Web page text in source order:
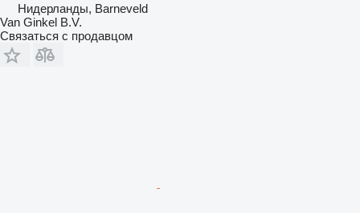
Нидерланды, Barneveld
Van Ginkel B.V.
Связаться с продавцом